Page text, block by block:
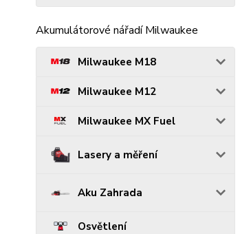
Akumulátorové nářadí Milwaukee
Milwaukee M18
Milwaukee M12
Milwaukee MX Fuel
Lasery a měření
Aku Zahrada
Osvětlení